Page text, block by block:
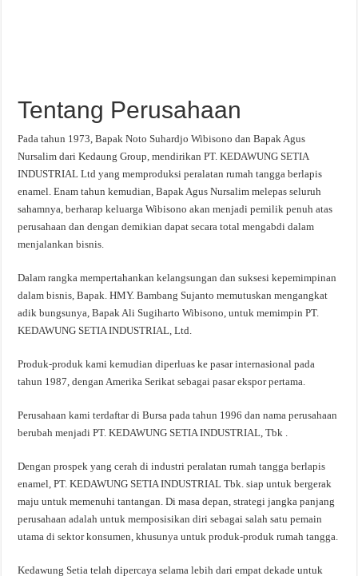
Tentang Perusahaan
Pada tahun 1973, Bapak Noto Suhardjo Wibisono dan Bapak Agus
Nursalim dari Kedaung Group, mendirikan PT. KEDAWUNG SETIA
INDUSTRIAL Ltd yang memproduksi peralatan rumah tangga berlapis
enamel. Enam tahun kemudian, Bapak Agus Nursalim melepas seluruh
sahamnya, berharap keluarga Wibisono akan menjadi pemilik penuh atas
perusahaan dan dengan demikian dapat secara total mengabdi dalam
menjalankan bisnis.
Dalam rangka mempertahankan kelangsungan dan suksesi kepemimpinan
dalam bisnis, Bapak. HMY. Bambang Sujanto memutuskan mengangkat
adik bungsunya, Bapak Ali Sugiharto Wibisono, untuk memimpin PT.
KEDAWUNG SETIA INDUSTRIAL, Ltd.
Produk-produk kami kemudian diperluas ke pasar internasional pada
tahun 1987, dengan Amerika Serikat sebagai pasar ekspor pertama.
Perusahaan kami terdaftar di Bursa pada tahun 1996 dan nama perusahaan
berubah menjadi PT. KEDAWUNG SETIA INDUSTRIAL, Tbk .
Dengan prospek yang cerah di industri peralatan rumah tangga berlapis
enamel, PT. KEDAWUNG SETIA INDUSTRIAL Tbk. siap untuk bergerak
maju untuk memenuhi tantangan. Di masa depan, strategi jangka panjang
perusahaan adalah untuk memposisikan diri sebagai salah satu pemain
utama di sektor konsumen, khusunya untuk produk-produk rumah tangga.
Kedawung Setia telah dipercaya selama lebih dari empat dekade untuk